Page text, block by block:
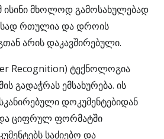
ისინი მხოლოდ გამოსახულებად
რთულია და დროის
არის დაკავშირებული.
Recognition) ტექნოლოგია
გადაჭრას ემსახურება. ის
დოკუმენტებიდან
და ციფრულ ფორმატში
საძიებო და